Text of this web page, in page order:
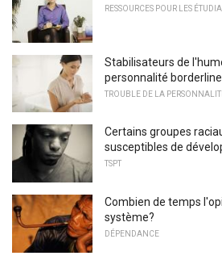
RESSOURCES POUR LES
Stabilisateurs de
personnalité
TROUBLE DE LA
Certains groupes
susceptibles de
TSPT
Combien de temps
système?
DÉPENDANCE